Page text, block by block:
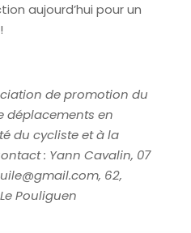
aujourd’hui pour un
de promotion du
déplacements en
du cycliste et à la
: Yann Cavalin, 07
62,
Pouliguen